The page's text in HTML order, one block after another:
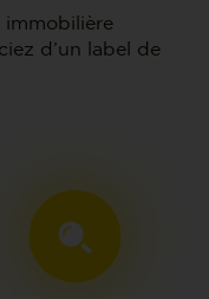
immobilière
d’un label de